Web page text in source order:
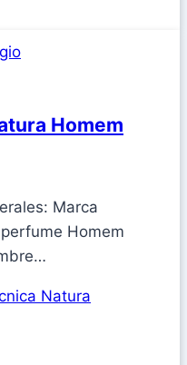
Homem
Marca
Homem
Natura